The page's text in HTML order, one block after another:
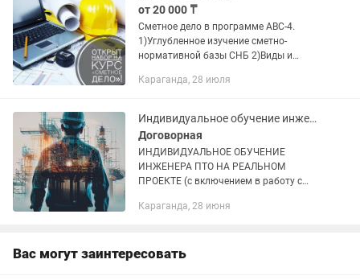
от 20 000 ₸
Сметное дело в программе АВС-4.
1)Углубленное изучение сметно-
нормативной базы СНБ 2)Виды и
и структура сметной стоимости.
Караганда, 28 июля
Индивидуальное обучение инженера ПТО на реальном проекте
Договорная
ИНДИВИДУАЛЬНОЕ ОБУЧЕНИЕ
ИНЖЕНЕРА ПТО НА РЕАЛЬНОМ
ПРОЕКТЕ (с включением в работу с
не теория «на будущее». Обучение
Караганда, 28 июня
Вас могут заинтересовать